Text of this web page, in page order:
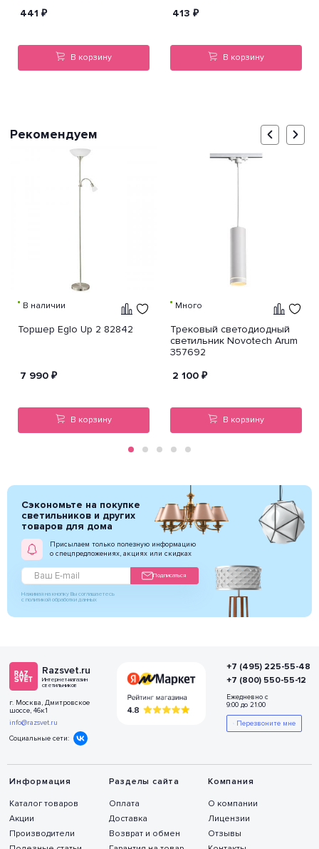
441 ₽
В корзину
413 ₽
В корзину
Рекомендуем
В наличии
Торшер Eglo Up 2 82842
7 990 ₽
В корзину
Много
Трековый светодиодный
светильник Novotech Arum
357692
2 100 ₽
В корзину
Сэкономьте на покупке
светильников и других
товаров для дома
Присылаем только полезную информацию
о спецпредложениях, акциях или скидках
Подписаться
Нажимая на кнопку Вы соглашаетесь
с политикой обработки данных
Razsvet.ru
Интернет-магазин
светильников
г. Москва, Дмитровское
шоссе, 46к1
info@razsvet.ru
Социальные сети:
Информация
Каталог товаров
Акции
Производители
Разделы сайта
Оплата
Доставка
Возврат и обмен
Компания
О компании
Лицензии
Отзывы
+7 (495) 225-55-48
+7 (800) 550-55-12
Ежедневно с
9:00 до 21:00
Перезвоните мне